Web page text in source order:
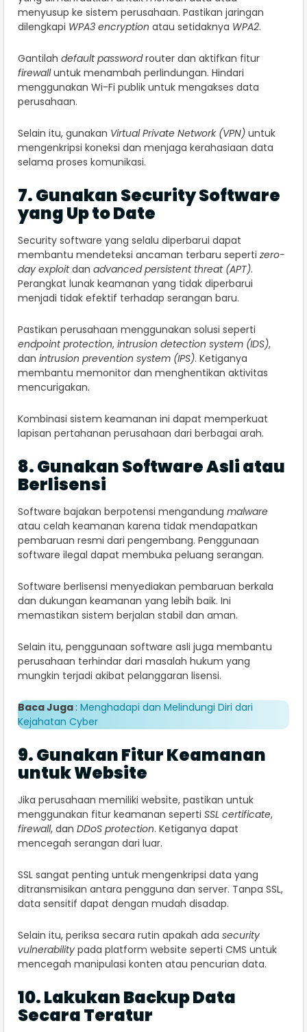
menyusup ke sistem perusahaan. Pastikan jaringan
dilengkapi WPA3 encryption atau setidaknya WPA2.
Gantilah default passwordrouter dan aktifkan fitur
firewalluntuk menambah perlindungan. Hindari
menggunakan Wi-Fi publik untuk mengakses data
perusahaan.
Selain itu, gunakan Virtual Private Network (VPN) untuk
mengenkripsi koneksi dan menjaga kerahasiaan data
selama proses komunikasi.
7. Gunakan Security Software
yang Up to Date
Security software yang selalu diperbarui dapat
membantu mendeteksi ancaman terbaru seperti zero-
day exploitdan advanced persistent threat (APT).
Perangkat lunak keamanan yang tidak diperbarui
menjadi tidak efektif terhadap serangan baru.
Pastikan perusahaan menggunakan solusi seperti
endpoint protection, intrusion detection system (IDS),
dan intrusion prevention system (IPS). Ketiganya
membantu memonitor dan menghentikan aktivitas
mencurigakan.
Kombinasi sistem keamanan ini dapat memperkuat
lapisan pertahanan perusahaan dari berbagai arah.
8. Gunakan Software Asli atau
Berlisensi
Software bajakan berpotensi mengandung malware
atau celah keamanan karena tidak mendapatkan
pembaruan resmi dari pengembang. Penggunaan
software ilegal dapat membuka peluang serangan.
Software berlisensi menyediakan pembaruan berkala
dan dukungan keamanan yang lebih baik. Ini
memastikan sistem berjalan stabil dan aman.
Selain itu, penggunaan software asli juga membantu
perusahaan terhindar dari masalah hukum yang
mungkin terjadi akibat pelanggaran lisensi.
Baca Juga : Menghadapi dan Melindungi Diri dari
Kejahatan Cyber
9. Gunakan Fitur Keamanan
untuk Website
Jika perusahaan memiliki website, pastikan untuk
menggunakan fitur keamanan seperti SSL certificate,
firewall, dan DDoS protection. Ketiganya dapat
mencegah serangan dari luar.
SSL sangat penting untuk mengenkripsi data yang
ditransmisikan antara pengguna dan server. Tanpa SSL,
data sensitif dapat dengan mudah disadap.
Selain itu, periksa secara rutin apakah ada security
vulnerability pada platform website seperti CMS untuk
mencegah manipulasi konten atau pencurian data.
10. Lakukan Backup Data
Secara Teratur